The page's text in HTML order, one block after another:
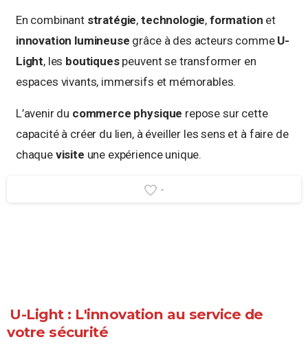
En combinant stratégie, technologie, formation et
innovation lumineuse grâce à des acteurs comme U-
Light, les boutiquespeuvent se transformer en
espaces vivants, immersifs et mémorables.
L’avenir du commerce physique repose sur cette
capacité à créer du lien, à éveiller les sens et à faire de
chaque visite une expérience unique.
-
U-Light : L'innovation au service de
votre sécurité